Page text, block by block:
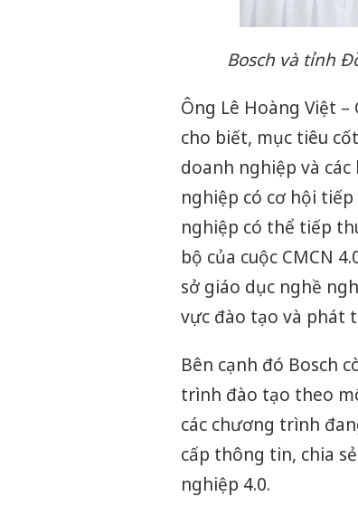
Bosch và tỉnh
Ông Lê Hoàng Việt
cho biết, mục tiêu
doanh nghiệp và
nghiệp có cơ hội
nghiệp có thể tiếp
bộ của cuộc CMCN
sở giáo dục nghề
vực đào tạo và phát
Bên cạnh đó Bosch
trình đào tạo theo
các chương trình
cấp thông tin, chia
nghiệp 4.0.